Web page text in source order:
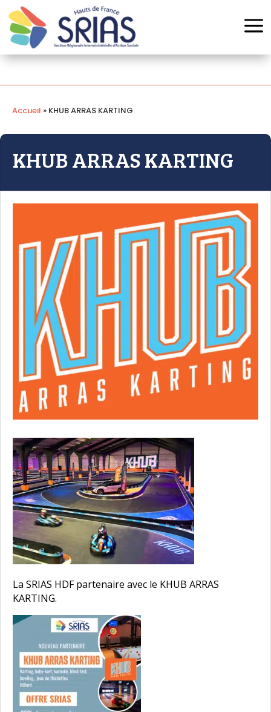
a
Accueil » KHUB ARRAS KARTING
KHUB ARRAS KARTING
La SRIAS HDF partenaire avec le KHUB ARRAS
KARTING.
Panneau de gestion des cookies